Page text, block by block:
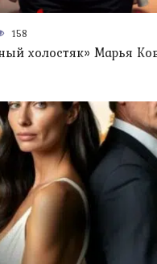
158
холостяк» Марья